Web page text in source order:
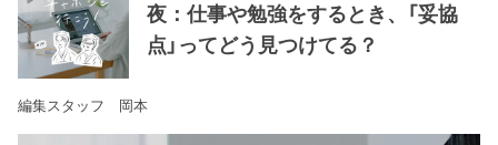
夜：仕事や勉強をするとき、「妥協
点」ってどう見つけてる？
編集スタッフ 岡本